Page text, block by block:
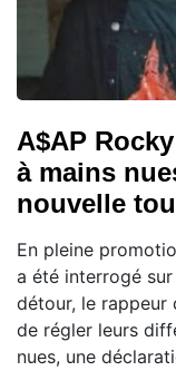
A$AP
à mains
nouvelle
En pleine
a été interrogé
détour, le rappeur
de régler leurs
nues, une